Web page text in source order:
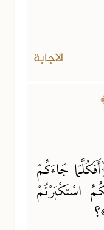
الاجابة
جَاءَكُمْ
اسْتَكْبَرْتُمْ